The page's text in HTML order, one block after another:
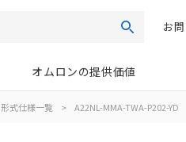
検索お
オムロンの提供価値
形式仕様一覧 > A22NL-MMA-TWA-P202-YD